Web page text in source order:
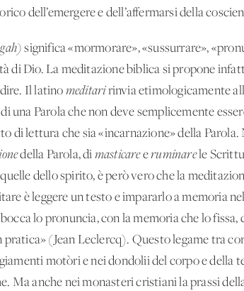
dell’emergere e dell’affermarsi della
significa «mormorare», «sussurrare»,
di Dio. La meditazione biblica si propone
Il latino meditaririnvia etimologicamente
una Parola che non deve semplicemente
di lettura che sia «incarnazione» della
della Parola, di masticareeruminarele
dello spirito, è però vero che la
è leggere un testo e impararlo a memoria
lo pronuncia, con la memoria che lo fissa,
(Jean Leclercq). Questo legame tra
motòri e nei dondolii del corpo e della
Ma anche nei monasteri cristiani la prassi